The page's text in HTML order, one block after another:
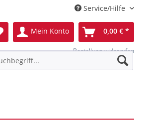
Service/Hilfe
Mein Konto 0,00 € *
Bestellung widerrufen